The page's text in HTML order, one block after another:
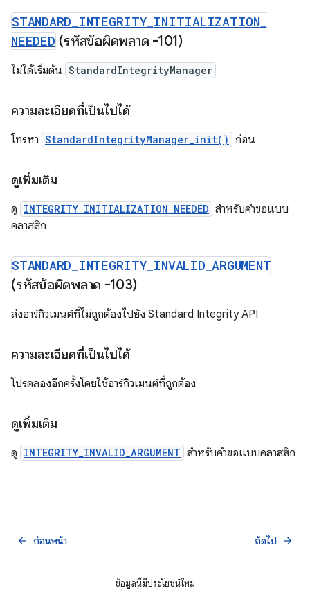
STANDARD INTEGRITY_ INITIALIZATION
NEEDED (รหัสข้อผิดพลาด -101)
ไม่ได้เริ่มต้น StandardIntegrityManager
ความละเอียดที่เป็นไปได้
โทรหา StandardIntegrityManager_init() ก่อน
ดูเพิ่มเติม
ดู INTEGRITY_INITIALIZATION_NEEDED สำหรับคำขอแบบ
คลาสสิก
STANDARD INTEGRITY_ INVALID _ARGUMENT
(รหัสข้อผิดพลาด -103)
ส่งอาร์กิวเมนต์ที่ไม่ถูกต้องไปยัง Standard Integrity API
ความละเอียดที่เป็นไปได้
โปรดลองอีกครั้งโดยใช้อาร์กิวเมนต์ที่ถูกต้อง
ดูเพิ่มเติม
ดู INTEGRITY_INVALID_ARGUMENT สำหรับคำขอแบบคลาสสิก
ก่อนหน้า
arrow_back ถัดไป arrow_forward
ข้อมูลนี้มีประโยชน์ไหม